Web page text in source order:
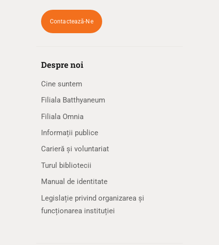
Contactează-Ne
Despre noi
Cine suntem
Filiala Batthyaneum
Filiala Omnia
Informații publice
Carieră și voluntariat
Turul bibliotecii
Manual de identitate
Legislație privind organizarea și
funcționarea instituției